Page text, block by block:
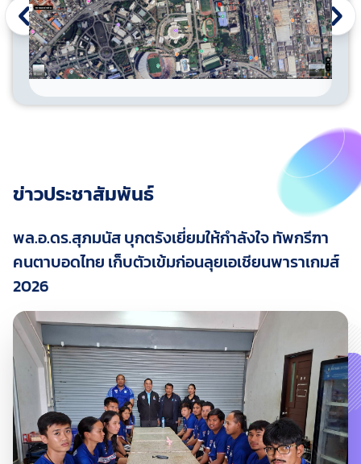
ข่าวประชาสัมพันธ์
พล.อ.ดร.สุภมนัส บุกตรังเยี่ยมให้กำลังใจ ทัพกรีฑา
คนตาบอดไทย เก็บตัวเข้มก่อนลุยเอเชียนพาราเกมส์
2026